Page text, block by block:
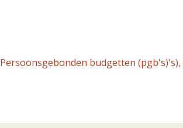
Persoonsgebonden budgetten (pgb's)'s),